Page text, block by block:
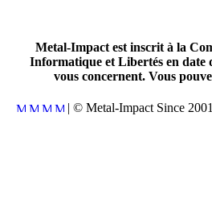
Metal-Impact est inscrit à la
Informatique et Libertés en date
vous concernent. Vous
| © Metal-Impact Since